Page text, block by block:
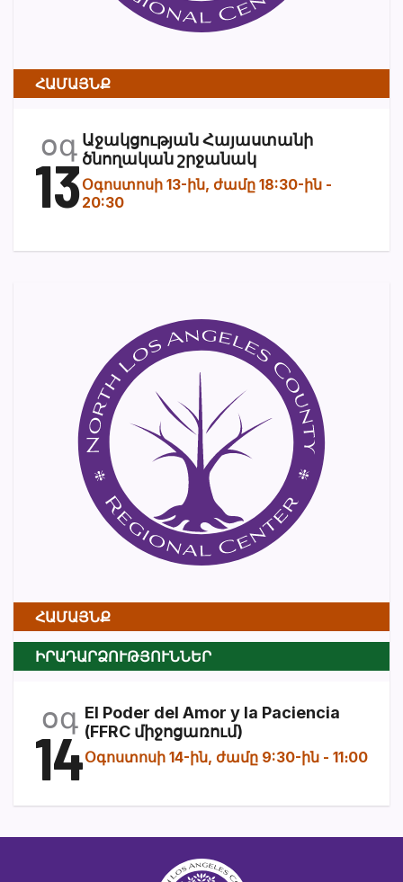
ՀԱՄԱՅՆՔ
օգ
13
Աջակցության Հայաստանի
ծնողական շրջանակ
Օգոստոսի 13-ին, ժամը 18:30-ին -
20:30
ՀԱՄԱՅՆՔ
ԻՐԱԴԱՐՁՈՒԹՅՈՒՆՆԵՐ
օգ
14
El Poder del Amor y la Paciencia
(FFRC միջոցառում)
Օգոստոսի 14-ին, ժամը 9:30-ին - 11։00